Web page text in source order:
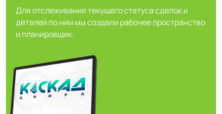
Для отслеживания текущего статуса сделок и
деталей по ним мы создали рабочее пространство
и планировщик.